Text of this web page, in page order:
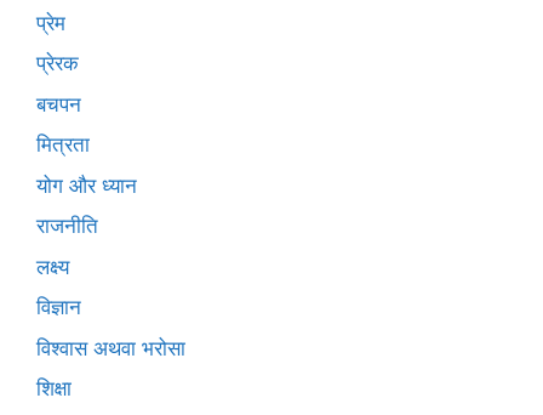
प्रेम
प्रेरक
बचपन
मित्रता
योग और ध्यान
राजनीति
लक्ष्य
विज्ञान
विश्वास अथवा भरोसा
शिक्षा